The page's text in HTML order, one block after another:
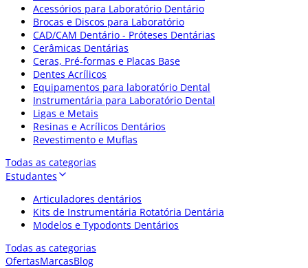
Acessórios para Laboratório Dentário
Brocas e Discos para Laboratório
CAD/CAM Dentário - Próteses Dentárias
Cerâmicas Dentárias
Ceras, Pré-formas e Placas Base
Dentes Acrílicos
Equipamentos para laboratório Dental
Instrumentária para Laboratório Dental
Ligas e Metais
Resinas e Acrílicos Dentários
Revestimento e Muflas
Todas as categorias
Estudantes
Articuladores dentários
Kits de Instrumentária Rotatória Dentária
Modelos e Typodonts Dentários
Todas as categorias
OfertasMarcasBlog